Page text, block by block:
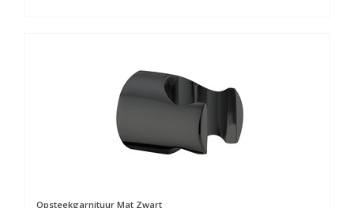
Opsteekgarnituur Mat Zwart